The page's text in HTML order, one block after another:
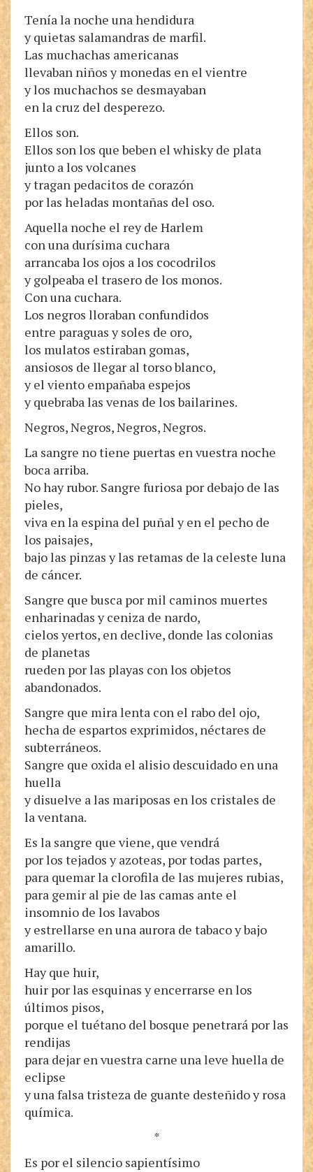
Tenía la noche una hendidura
y quietas salamandras de marfil.
Las muchachas americanas
llevaban niños y monedas en el vientre
y los muchachos se desmayaban
en la cruz del desperezo.
Ellos son.
Ellos son los que beben el whisky de plata
junto a los volcanes
y tragan pedacitos de corazón
por las heladas montañas del oso.
Aquella noche el rey de Harlem
con una durísima cuchara
arrancaba los ojos a los cocodrilos
y golpeaba el trasero de los monos.
Con una cuchara.
Los negros lloraban confundidos
entre paraguas y soles de oro,
los mulatos estiraban gomas,
ansiosos de llegar al torso blanco,
y el viento empañaba espejos
y quebraba las venas de los bailarines.
Negros, Negros, Negros, Negros.
La sangre no tiene puertas en vuestra noche
boca arriba.
No hay rubor. Sangre furiosa por debajo de las
pieles,
viva en la espina del puñal y en el pecho de
los paisajes,
bajo las pinzas y las retamas de la celeste luna
de cáncer.
Sangre que busca por mil caminos muertes
enharinadas y ceniza de nardo,
cielos yertos, en declive, donde las colonias
de planetas
rueden por las playas con los objetos
abandonados.
Sangre que mira lenta con el rabo del ojo,
hecha de espartos exprimidos, néctares de
subterráneos.
Sangre que oxida el alisio descuidado en una
huella
y disuelve a las mariposas en los cristales de
la ventana.
Es la sangre que viene, que vendrá
por los tejados y azoteas, por todas partes,
para quemar la clorofila de las mujeres rubias,
para gemir al pie de las camas ante el
insomnio de los lavabos
y estrellarse en una aurora de tabaco y bajo
amarillo.
Hay que huir,
huir por las esquinas y encerrarse en los
últimos pisos,
porque el tuétano del bosque penetrará por las
rendijas
para dejar en vuestra carne una leve huella de
eclipse
y una falsa tristeza de guante desteñido y rosa
química.
*
Es por el silencio sapientísimo